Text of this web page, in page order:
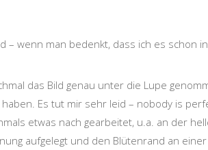
– wenn man bedenkt, dass ich es schon
das Bild genau unter die Lupe
Es tut mir sehr leid – nobody is
etwas nach gearbeitet, u.a. an der
aufgelegt und den Blütenrand an einer